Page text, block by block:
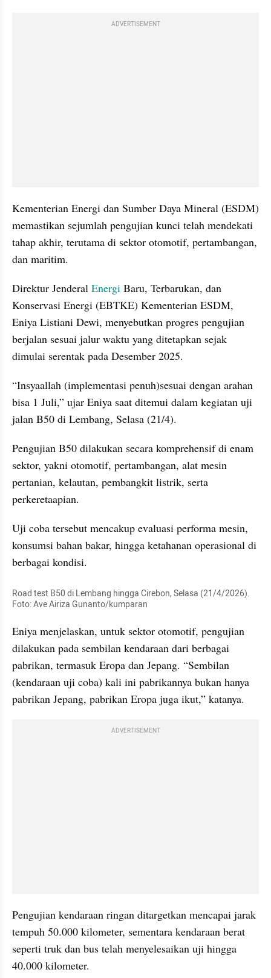
ADVERTISEMENT
Kementerian Energi dan Sumber Daya Mineral (ESDM)
memastikan sejumlah pengujian kunci telah mendekati
tahap akhir, terutama di sektor otomotif, pertambangan,
dan maritim.
Direktur Jenderal Energi Baru, Terbarukan, dan
Konservasi Energi (EBTKE) Kementerian ESDM,
Eniya Listiani Dewi, menyebutkan progres pengujian
berjalan sesuai jalur waktu yang ditetapkan sejak
dimulai serentak pada Desember 2025.
“Insyaallah (implementasi penuh)sesuai dengan arahan
bisa 1 Juli,” ujar Eniya saat ditemui dalam kegiatan uji
jalan B50 di Lembang, Selasa (21/4).
Pengujian B50 dilakukan secara komprehensif di enam
sektor, yakni otomotif, pertambangan, alat mesin
pertanian, kelautan, pembangkit listrik, serta
perkeretaapian.
Uji coba tersebut mencakup evaluasi performa mesin,
konsumsi bahan bakar, hingga ketahanan operasional di
berbagai kondisi.
Road test B50 di Lembang hingga Cirebon, Selasa (21/4/2026).
Foto: Ave Airiza Gunanto/kumparan
Eniya menjelaskan, untuk sektor otomotif, pengujian
dilakukan pada sembilan kendaraan dari berbagai
pabrikan, termasuk Eropa dan Jepang. “Sembilan
(kendaraan uji coba) kali ini pabrikannya bukan hanya
pabrikan Jepang, pabrikan Eropa juga ikut,” katanya.
ADVERTISEMENT
Pengujian kendaraan ringan ditargetkan mencapai jarak
tempuh 50.000 kilometer, sementara kendaraan berat
seperti truk dan bus telah menyelesaikan uji hingga
40.000 kilometer.